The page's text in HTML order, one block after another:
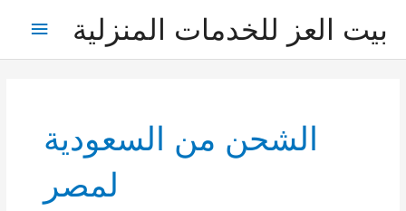
بيت العز للخدمات المنزلية
الشحن من السعودية
لمصر